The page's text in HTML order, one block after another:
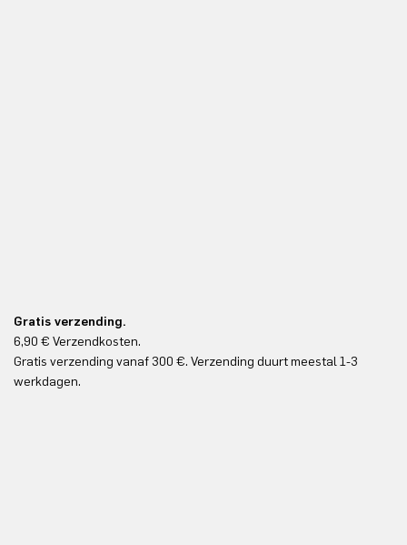
Gratis verzending.
6,90 € Verzendkosten.
Gratis verzending vanaf 300 €. Verzending duurt meestal 1-3
werkdagen.